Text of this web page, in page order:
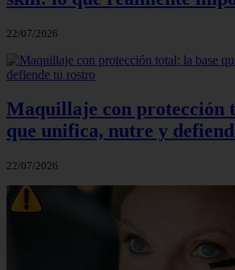
22/07/2026
Maquillaje con protección
que unifica, nutre y
22/07/2026